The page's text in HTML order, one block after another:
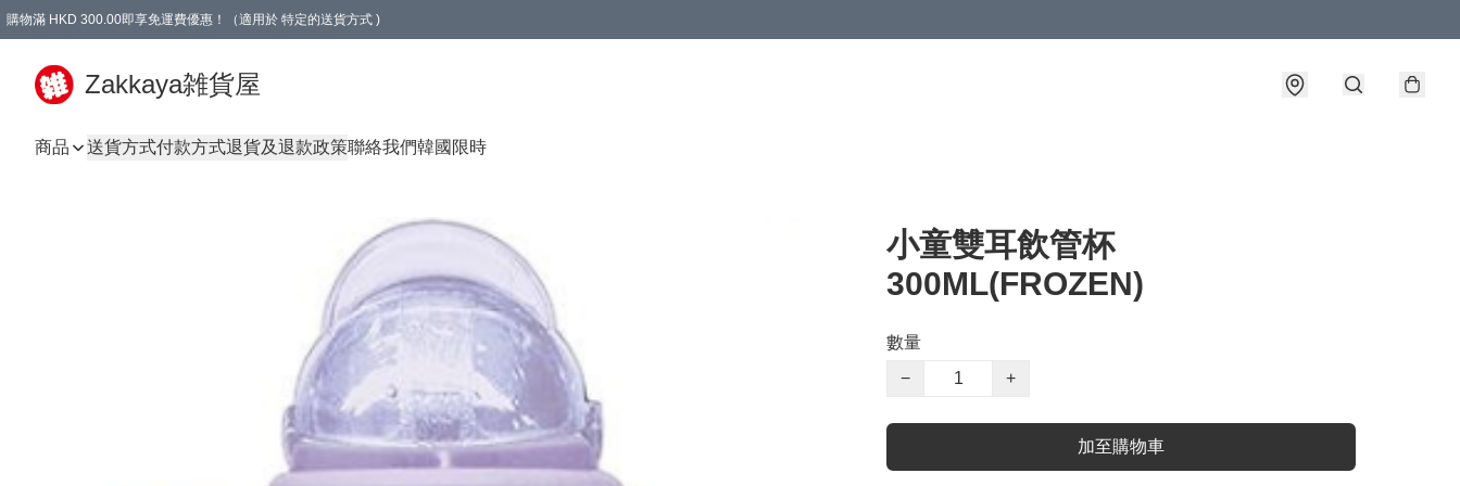
購物滿 HKD 300.00即享免運費優惠！（適用於 特定的送貨方式 )
Zakkaya雑貨屋
商品 送貨方式付款方式退貨及退款政策聯絡我們韓國限時
小童雙耳飲管杯
300ML(FROZEN)
數量
−
+
加至購物車